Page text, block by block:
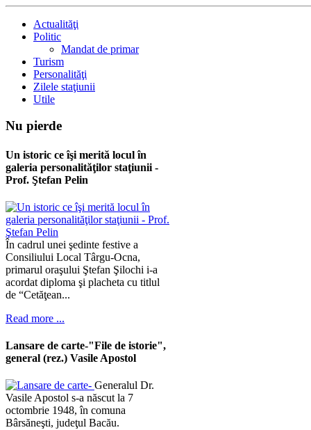
Actualităţi
Politic
Mandat de primar
Turism
Personalităţi
Zilele staţiunii
Utile
Nu pierde
Un istoric ce îşi merită locul în
galeria personalităţilor staţiunii -
Prof. Ştefan Pelin
În cadrul unei şedinte festive a
Consiliului Local Târgu-Ocna,
primarul oraşului Ştefan Şilochi i-a
acordat diploma şi placheta cu titlul
de “Cetăţean...
Read more ...
Lansare de carte-"File de istorie",
general (rez.) Vasile Apostol
Generalul Dr.
Vasile Apostol s-a născut la 7
octombrie 1948, în comuna
Bârsăneşti, judeţul Bacău.